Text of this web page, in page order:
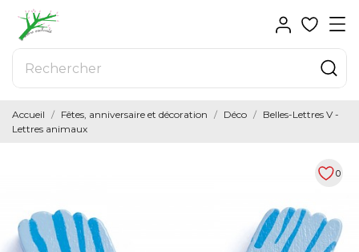
Accueil Fêtes, anniversaire et décoration Déco
Belles-Lettres V -
Lettres animaux
0